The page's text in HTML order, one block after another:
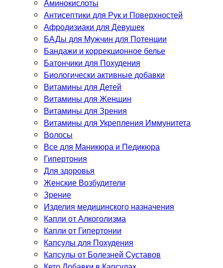
Аминокислоты
Антисептики для Рук и Поверхностей
Афродизиаки для Девушек
БАДы для Мужчин для Потенции
Бандажи и коррекционное белье
Батончики для Похудения
Биологически активные добавки
Витамины для Детей
Витамины для Женщин
Витамины для Зрения
Витамины для Укрепления Иммунитета
Волосы
Все для Маникюра и Педикюра
Гипертония
Для здоровья
Женские Возбудители
Зрение
Изделия медицинского назначения
Капли от Алкоголизма
Капли от Гипертонии
Капсулы для Похудения
Капсулы от Болезней Суставов